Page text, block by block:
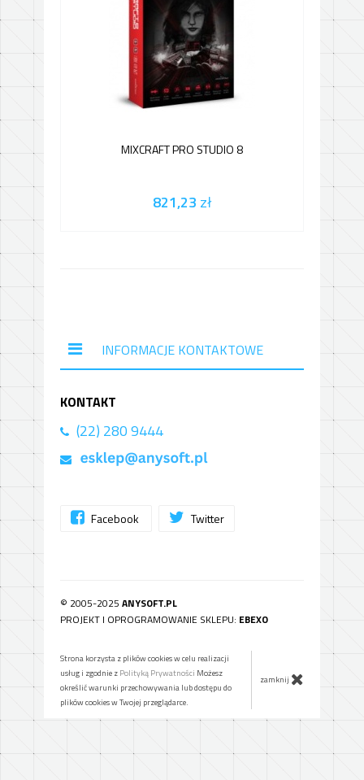
MIXCRAFT PRO STUDIO 8
821,23 zł
INFORMACJE KONTAKTOWE
KONTAKT
(22) 280 9444
Facebook Twitter
© 2005-2025 ANYSOFT.PL
PROJEKT I OPROGRAMOWANIE SKLEPU: EBEXO
Strona korzysta z plików cookies w celu realizacji
usług i zgodnie z Polityką Prywatności Możesz
określić warunki przechowywania lub dostępu do
plików cookies w Twojej przeglądarce.
zamknij